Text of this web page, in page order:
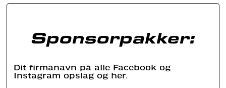
Sponsorpakker:
Dit firmanavn på alle Facebook og
Instagram opslag og her.